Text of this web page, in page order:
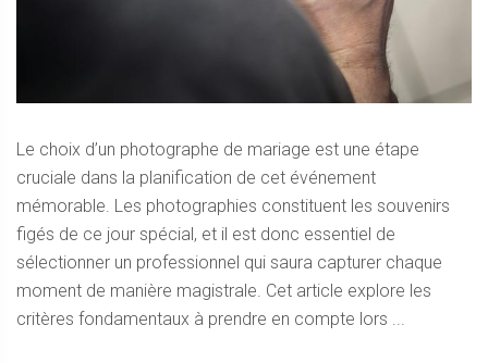
Le choix d’un photographe de mariage est une étape
cruciale dans la planification de cet événement
mémorable. Les photographies constituent les souvenirs
figés de ce jour spécial, et il est donc essentiel de
sélectionner un professionnel qui saura capturer chaque
moment de manière magistrale. Cet article explore les
critères fondamentaux à prendre en compte lors ...